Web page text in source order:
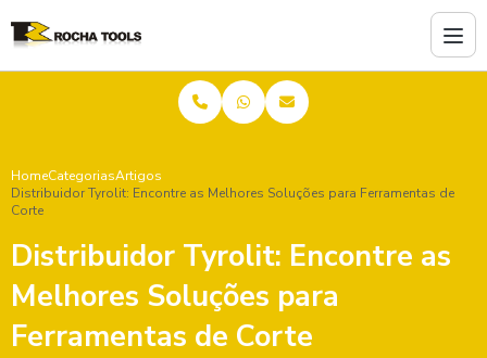
HomeCategoriasArtigos
Distribuidor Tyrolit: Encontre as Melhores Soluções para Ferramentas de
Corte
Distribuidor Tyrolit: Encontre as
Melhores Soluções para
Ferramentas de Corte